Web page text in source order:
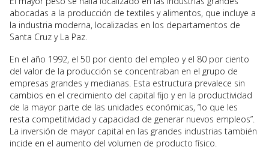
abocadas a la producción de textiles y alimentos, que incluye a
la industria moderna, localizadas en los departamentos de
Santa Cruz y La Paz.
En el año 1992, el 50 por ciento del empleo y el 80 por ciento
del valor de la producción se concentraban en el grupo de
empresas grandes y medianas. Esta estructura prevalece sin
cambios en el crecimiento del capital fijo y en la productividad
de la mayor parte de las unidades económicas, “lo que les
resta competitividad y capacidad de generar nuevos empleos”.
La inversión de mayor capital en las grandes industrias también
incide en el aumento del volumen de producto físico.